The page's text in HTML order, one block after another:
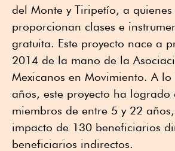
del Monte y Tiripetío, a quienes
proporcionan clases e
gratuita. Este proyecto nace a
2014 de la mano de la
Mexicanos en Movimiento. A
años, este proyecto ha logrado
miembros de entre 5 y 22
impacto de 130 beneficiarios
beneficiarios indirectos.